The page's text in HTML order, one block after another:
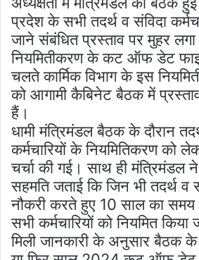
प्रदेश के सभी तदर्थ व संविदा
जाने संबंधित प्रस्ताव पर मुहर लगा
नियमितीकरण के कट ऑफ डेट
चलते कार्मिक विभाग के इस
को आगामी कैबिनेट बैठक में
हैं।
धामी मंत्रिमंडल बैठक के दौरान
कर्मचारियों के नियमितिकरण को
चर्चा की गई। साथ ही मंत्रिमंडल
सहमति जताई कि जिन भी तदर्थ व
नौकरी करते हुए 10 साल का समय
सभी कर्मचारियों को नियमित
मिली जानकारी के अनुसार बैठक